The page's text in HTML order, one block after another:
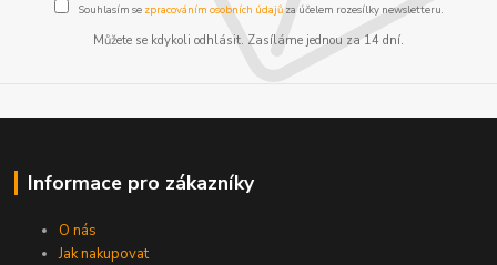
Souhlasím se zpracováním osobních údajůza účelem rozesílky newsletteru.
Můžete se kdykoli odhlásit. Zasíláme jednou za 14 dní.
Informace pro zákazníky
O nás
Jak nakupovat